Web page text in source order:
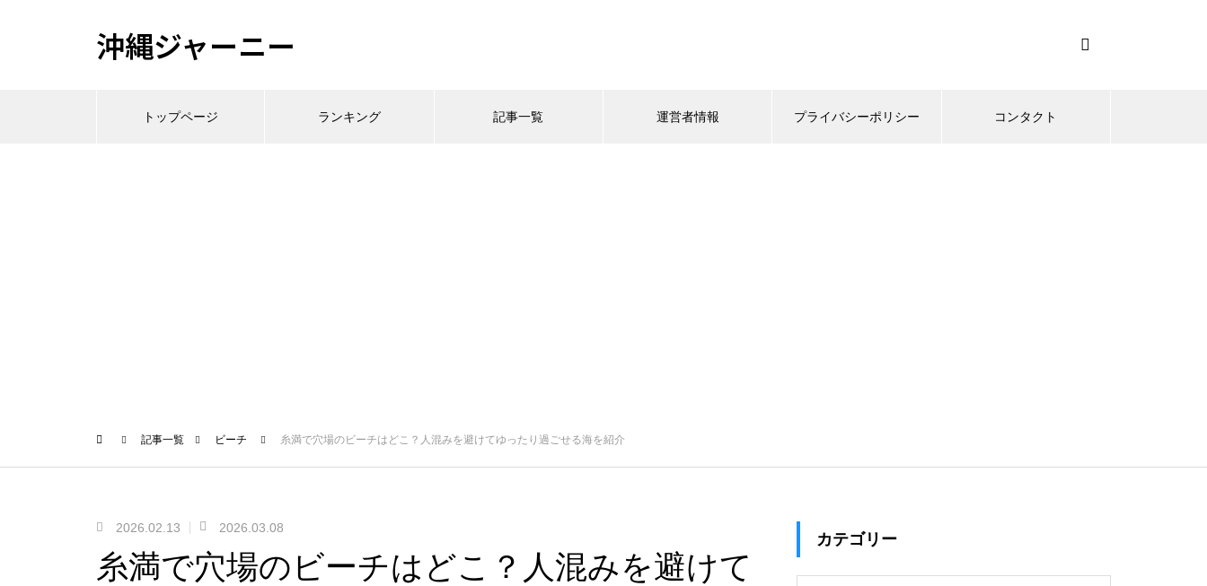
沖縄ジャーニー
トップページ ランキング 記事一覧 運営者情報 プライバシーポリシー コンタクト
記事一覧 ビーチ 糸満で穴場のビーチはどこ？人混みを避けてゆったり過ごせる海を紹介
2026.02.13 2026.03.08
糸満で穴場のビーチはどこ？人混みを避けて
カテゴリー